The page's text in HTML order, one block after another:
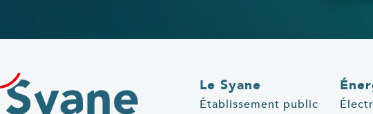
Le Syane
Établissement public